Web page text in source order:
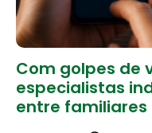
Com golpes de
especialistas
entre familiares